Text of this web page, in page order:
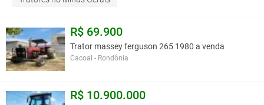
R$ 69.900
Trator massey ferguson 265 1980 a venda
Cacoal - Rondônia
R$ 10.900.000